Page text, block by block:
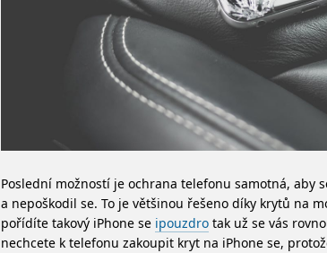
Poslední možností je ochrana telefonu samotná, aby
a nepoškodil se. To je většinou řešeno díky krytů na
pořídíte takový iPhone se ipouzdro tak už se vás
nechcete k telefonu zakoupit kryt na iPhone se,